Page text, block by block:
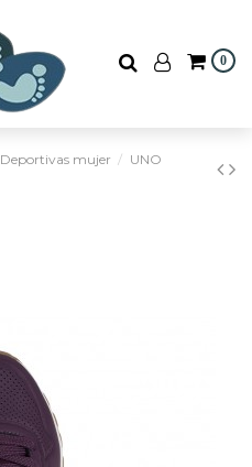
0
Deportivas mujer
UNO